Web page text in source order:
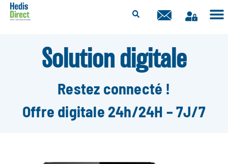
Aller
Solution digitale
Restez connecté !
Offre digitale 24h/24H – 7J/7